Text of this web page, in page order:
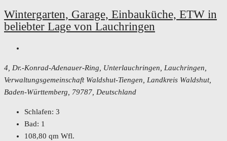
Wintergarten, Garage, Einbauküche, ETW in
beliebter Lage von Lauchringen
4, Dr.-Konrad-Adenauer-Ring, Unterlauchringen, Lauchringen,
Verwaltungsgemeinschaft Waldshut-Tiengen, Landkreis Waldshut,
Baden-Württemberg, 79787, Deutschland
Schlafen: 3
Bad: 1
108,80 qm Wfl.